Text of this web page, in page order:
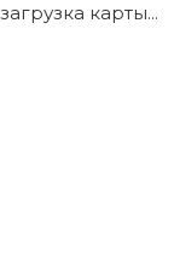
загрузка карты...